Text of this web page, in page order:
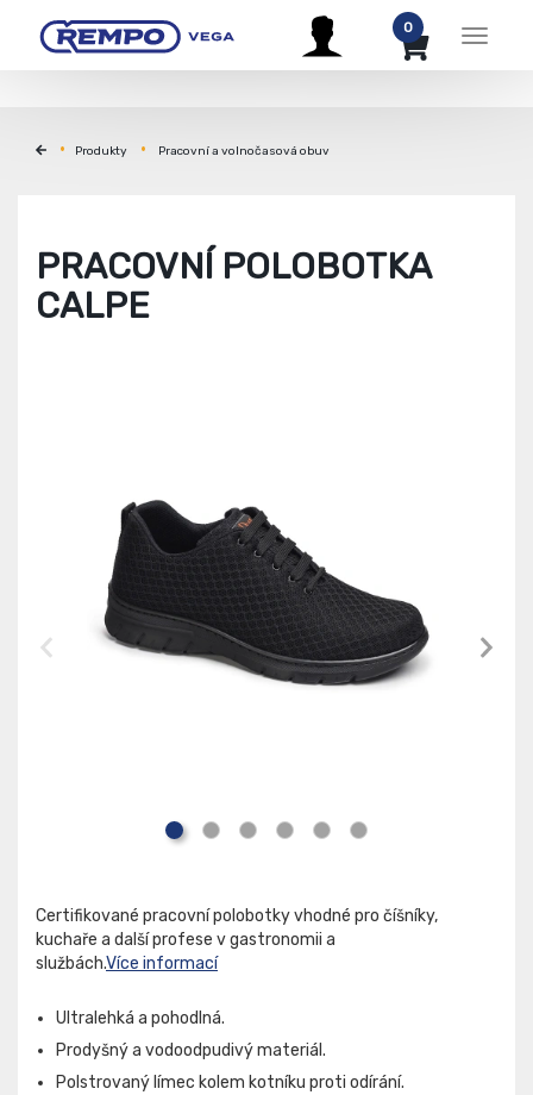
Menu
0
Produkty Pracovní a volnočasová obuv
PRACOVNÍ POLOBOTKA
CALPE
Certifikované pracovní polobotky vhodné pro číšníky,
kuchaře a další profese v gastronomii a
službách.Více informací
Ultralehká a pohodlná.
Prodyšný a vodoodpudivý materiál.
Polstrovaný límec kolem kotníku proti odírání.